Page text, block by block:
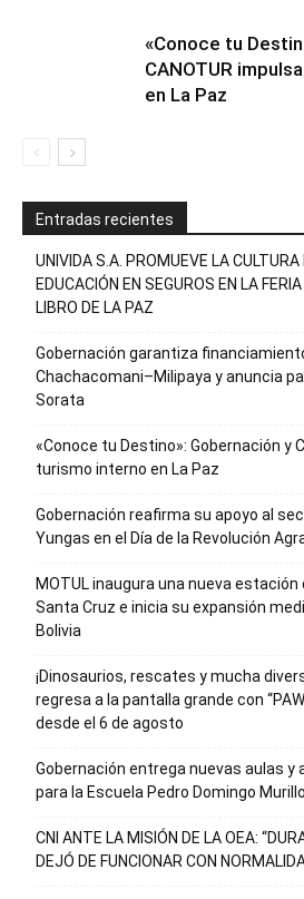
«Conoce tu
CANOTUR
en La Paz
Entradas recientes
UNIVIDA S.A. PROMUEVE LA
EDUCACIÓN EN SEGUROS EN LA
LIBRO DE LA PAZ
Gobernación garantiza
Chachacomani–Milipaya y anuncia
Sorata
«Conoce tu Destino»: Gobernación y
turismo interno en La Paz
Gobernación reafirma su apoyo al
Yungas en el Día de la Revolución
MOTUL inaugura una nueva
Santa Cruz e inicia su expansión
Bolivia
¡Dinosaurios, rescates y mucha
regresa a la pantalla grande con
desde el 6 de agosto
Gobernación entrega nuevas aulas y
para la Escuela Pedro Domingo Murillo
CNI ANTE LA MISIÓN DE LA OEA:
DEJÓ DE FUNCIONAR CON